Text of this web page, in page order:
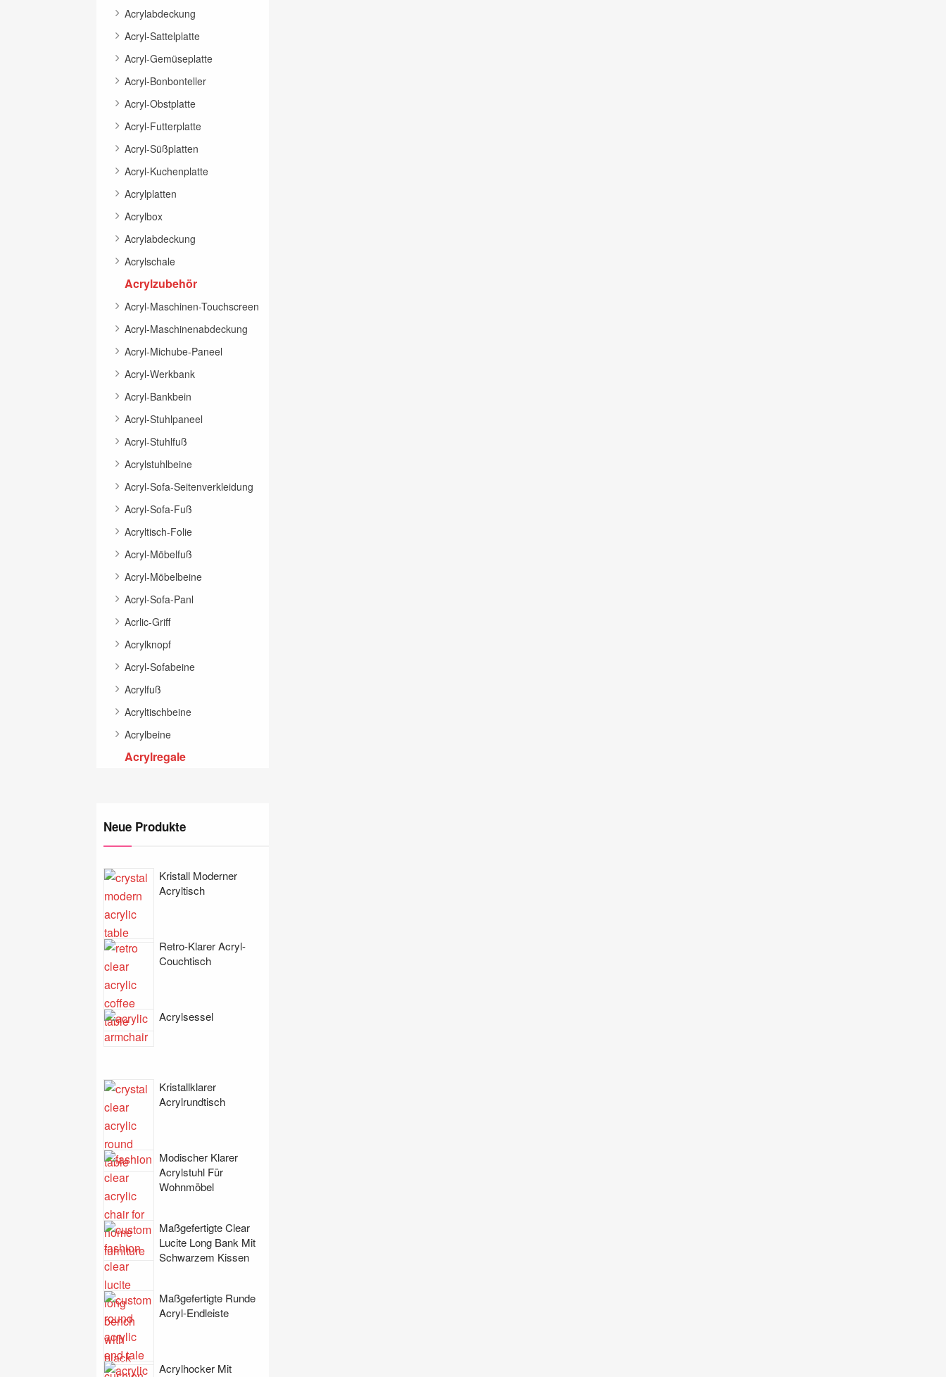
Acrylabdeckung
Acryl-Sattelplatte
Acryl-Gemüseplatte
Acryl-Bonbonteller
Acryl-Obstplatte
Acryl-Futterplatte
Acryl-Süßplatten
Acryl-Kuchenplatte
Acrylplatten
Acrylbox
Acrylabdeckung
Acrylschale
Acrylzubehör
Acryl-Maschinen-Touchscreen
Acryl-Maschinenabdeckung
Acryl-Michube-Paneel
Acryl-Werkbank
Acryl-Bankbein
Acryl-Stuhlpaneel
Acryl-Stuhlfuß
Acrylstuhlbeine
Acryl-Sofa-Seitenverkleidung
Acryl-Sofa-Fuß
Acryltisch-Folie
Acryl-Möbelfuß
Acryl-Möbelbeine
Acryl-Sofa-Panl
Acrlic-Griff
Acrylknopf
Acryl-Sofabeine
Acrylfuß
Acryltischbeine
Acrylbeine
Acrylregale
Neue Produkte
Kristall Moderner
Acryltisch
Retro-Klarer Acryl-
Couchtisch
Acrylsessel
Kristallklarer
Acrylrundtisch
Modischer Klarer
Acrylstuhl Für
Wohnmöbel
Maßgefertigte Clear
Lucite Long Bank Mit
Schwarzem Kissen
Maßgefertigte Runde
Acryl-Endleiste
Acrylhocker Mit